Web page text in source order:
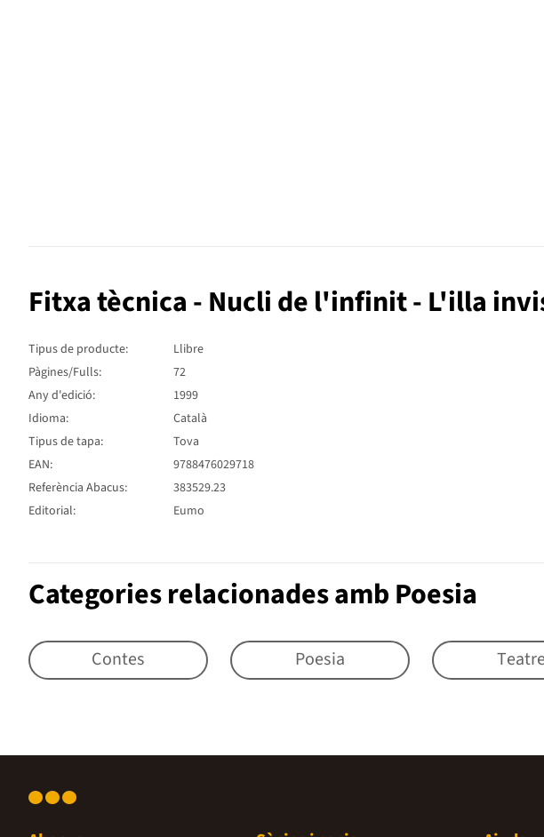
Fitxa tècnica - Nucli de l'infinit - L'illa
Tipus de producte:
Llibre
Pàgines/Fulls:
72
Any d'edició:
1999
Idioma:
Català
Tipus de tapa:
Tova
EAN:
9788476029718
Referència Abacus:
383529.23
Editorial:
Eumo
Categories relacionades amb Poesia
Contes Poesia Teatre